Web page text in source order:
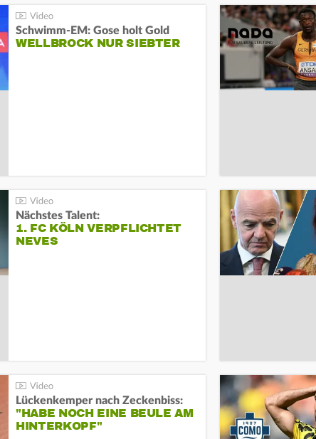
Schwimm-EM: Gose holt Gold
WELLBROCK NUR SIEBTER
Nächstes Talent:
1. FC KÖLN VERPFLICHTET
NEVES
Lückenkemper nach Zeckenbiss:
"HABE NOCH EINE BEULE AM
HINTERKOPF"